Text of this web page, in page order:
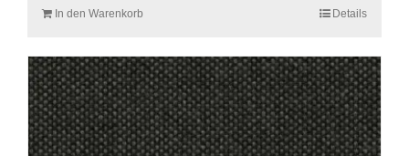
In den Warenkorb Details